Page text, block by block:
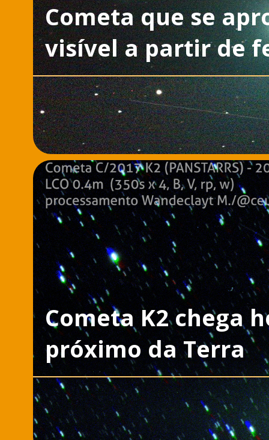
Cometa que se
visível a partir de
Cometa K2 chega
próximo da Terra